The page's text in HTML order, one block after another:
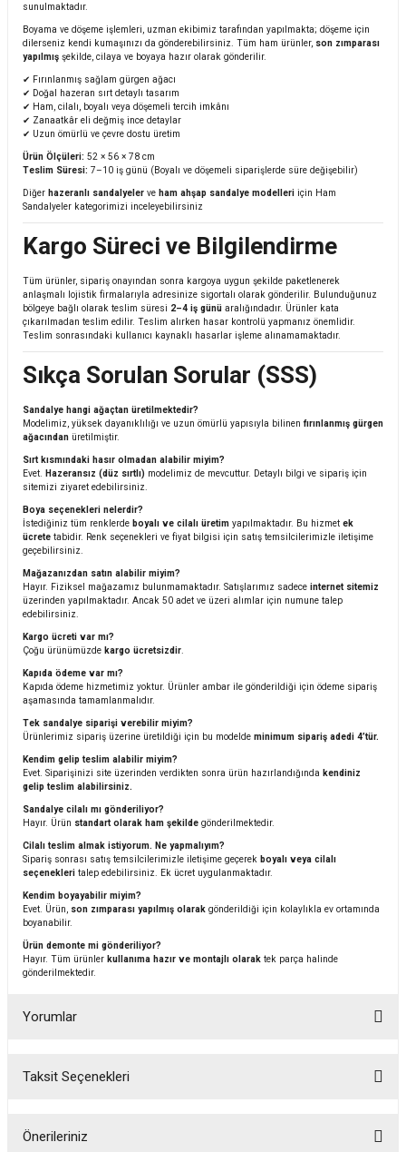
sunulmaktadır.
Boyama ve döşeme işlemleri, uzman ekibimiz tarafından yapılmakta; döşeme için
dilerseniz kendi kumaşınızı da gönderebilirsiniz. Tüm ham ürünler, son zımparası
yapılmış şekilde, cilaya ve boyaya hazır olarak gönderilir.
✔ Fırınlanmış sağlam gürgen ağacı
✔ Doğal hazeran sırt detaylı tasarım
✔ Ham, cilalı, boyalı veya döşemeli tercih imkânı
✔ Zanaatkâr eli değmiş ince detaylar
✔ Uzun ömürlü ve çevre dostu üretim
Ürün Ölçüleri: 52 × 56 × 78 cm
Teslim Süresi: 7–10 iş günü (Boyalı ve döşemeli siparişlerde süre değişebilir)
Diğer hazeranlı sandalyeler ve ham ahşap sandalye modelleri için Ham
Sandalyeler kategorimizi inceleyebilirsiniz
Kargo Süreci ve Bilgilendirme
Tüm ürünler, sipariş onayından sonra kargoya uygun şekilde paketlenerek
anlaşmalı lojistik firmalarıyla adresinize sigortalı olarak gönderilir. Bulunduğunuz
bölgeye bağlı olarak teslim süresi 2–4 iş günü aralığındadır. Ürünler kata
çıkarılmadan teslim edilir. Teslim alırken hasar kontrolü yapmanız önemlidir.
Teslim sonrasındaki kullanıcı kaynaklı hasarlar işleme alınamamaktadır.
Sıkça Sorulan Sorular (SSS)
Sandalye hangi ağaçtan üretilmektedir?
Modelimiz, yüksek dayanıklılığı ve uzun ömürlü yapısıyla bilinenfırınlanmış gürgen
ağacından üretilmiştir.
Sırt kısmındaki hasır olmadan alabilir miyim?
Evet.
Hazeransız (düz sırtlı) modelimiz de mevcuttur. Detaylı bilgi ve sipariş için
sitemizi ziyaret edebilirsiniz.
Boya seçenekleri nelerdir?
İstediğiniz tüm renklerde boyalı ve cilalı üretim yapılmaktadır. Bu hizmet ek
ücrete tabidir. Renk seçenekleri ve fiyat bilgisi için satış temsilcilerimizle iletişime
geçebilirsiniz.
Mağazanızdan satın alabilir miyim?
Hayır. Fiziksel mağazamız bulunmamaktadır. Satışlarımız sadece internet sitemiz
üzerinden yapılmaktadır. Ancak 50 adet ve üzeri alımlar için numune talep
edebilirsiniz.
Kargo ücreti var mı?
Çoğu ürünümüzde kargo ücretsizdir
Kapıda ödeme var mı?
Kapıda ödeme hizmetimiz yoktur. Ürünler ambar ile gönderildiği için ödeme sipariş
aşamasında tamamlanmalıdır.
Tek sandalye siparişi verebilir miyim?
Ürünlerimiz sipariş üzerine üretildiği için bu modelde minimum sipariş adedi 4’tür.
Kendim gelip teslim alabilir miyim?
Evet. Siparişinizi site üzerinden verdikten sonra ürün hazırlandığında kendiniz
gelip teslim alabilirsiniz.
Sandalye cilalı mı gönderiliyor?
Hayır. Ürün standart olarak ham şekilde gönderilmektedir.
Cilalı teslim almak istiyorum. Ne yapmalıyım?
Sipariş sonrası satış temsilcilerimizle iletişime geçerek boyalı veya cilalı
seçenekleri talep edebilirsiniz. Ek ücret uygulanmaktadır.
Kendim boyayabilir miyim?
Evet. Ürün, son zımparası yapılmış olarak gönderildiği için kolaylıkla ev ortamında
boyanabilir.
Ürün demonte mi gönderiliyor?
Hayır. Tüm ürünler kullanıma hazır ve montajlı olarak tek parça halinde
gönderilmektedir.
Yorumlar
Bu ürüne ilk yorumu siz yapın!
Taksit Seçenekleri
Önerileriniz